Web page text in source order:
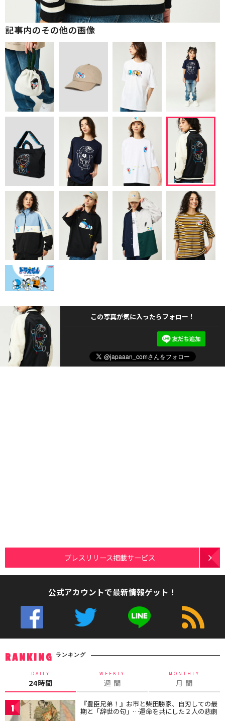
記事内のその他の画像
この写真が気に入ったらフォロー！
プレスリリース掲載サービス
公式アカウントで最新情報ゲット！
RANKING ランキング
DAILY
24時間
WEEKLY
週 間
MONTHLY
月 間
1 『豊臣兄弟！』お市と柴田勝家、自刃しての最
期と「辞世の句」…運命を共にした２人の悲劇